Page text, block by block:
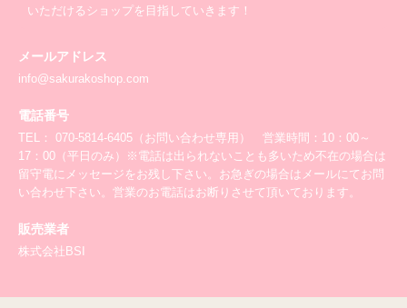
いただけるショップを目指していきます！
メールアドレス
info@sakurakoshop.com
電話番号
TEL： 070-5814-6405（お問い合わせ専用） 営業時間：10：00～
17：00（平日のみ）※電話は出られないことも多いため不在の場合は
留守電にメッセージをお残し下さい。お急ぎの場合はメールにてお問
い合わせ下さい。営業のお電話はお断りさせて頂いております。
販売業者
株式会社BSI